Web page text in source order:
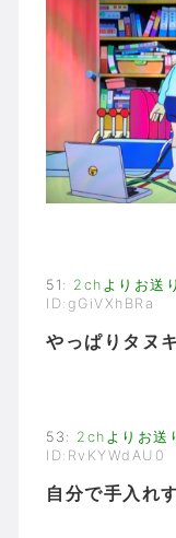
51 : 2chよりお送
ID:gGiVXhBRa
やっぱりタヌ
53 : 2chよりお送
ID:RvKYWdAU0
自分で手入